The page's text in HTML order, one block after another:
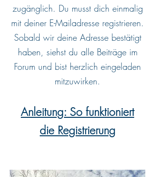
zugänglich. Du musst dich einmalig
mit deiner E-Mailadresse registrieren.
Sobald wir deine Adresse bestätigt
haben, siehst du alle Beiträge im
Forum und bist herzlich eingeladen
mitzuwirken.
Anleitung: So funktioniert
die Registrierung